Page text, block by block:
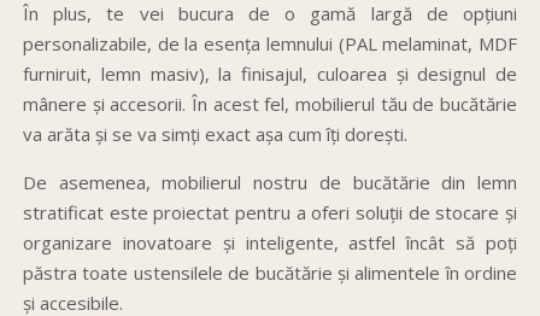
În plus, te vei bucura de o gamă largă de opțiuni
personalizabile, de la esența lemnului (PAL melaminat, MDF
furniruit, lemn masiv), la finisajul, culoarea și designul de
mânere și accesorii. În acest fel, mobilierul tău de bucătărie
va arăta și se va simți exact așa cum îți dorești.
De asemenea, mobilierul nostru de bucătărie din lemn
stratificat este proiectat pentru a oferi soluții de stocare și
organizare inovatoare și inteligente, astfel încât să poți
păstra toate ustensilele de bucătărie și alimentele în ordine
și accesibile.